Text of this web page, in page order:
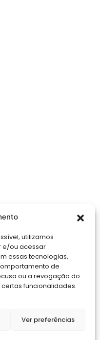
utilizamos
e/ou acessar
essas tecnologias,
de
ou a revogação do
funcionalidades.
Ver preferências